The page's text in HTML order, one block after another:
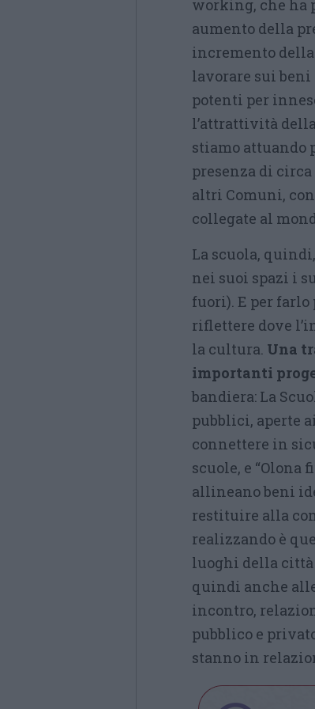
working, che ha
aumento della
incremento
lavorare sui
potenti per
l’attrattività
stiamo attuando
presenza di
altri Comuni,
collegate al
La scuola,
nei suoi spazi i
fuori). E per
riflettere dove
la cultura. Una
importanti
bandiera: La
pubblici, aperte
connettere in
scuole, e “Olona
allineano beni
restituire alla
realizzando è
luoghi della città
quindi anche
incontro,
pubblico e
stanno in